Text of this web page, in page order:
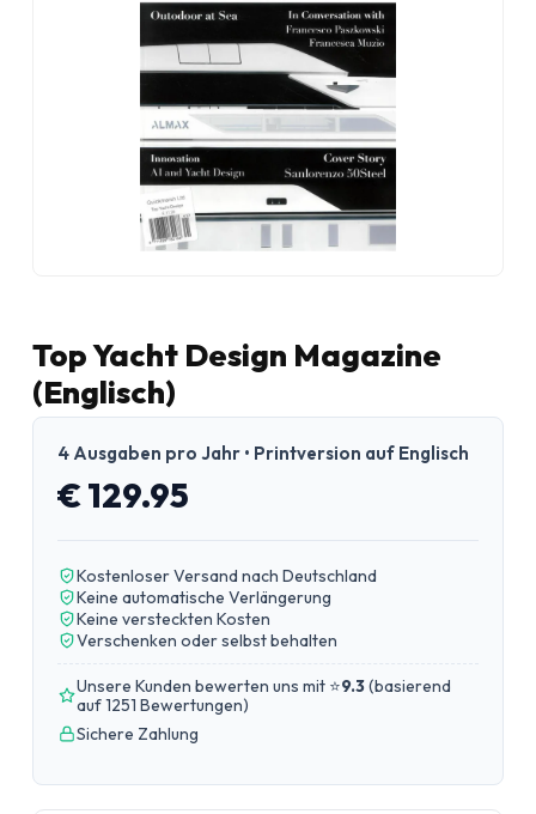
Top Yacht Design Magazine
(Englisch)
4 Ausgaben pro Jahr • Printversion auf Englisch
€ 129.95
Kostenloser Versand nach Deutschland
Keine automatische Verlängerung
Keine versteckten Kosten
Verschenken oder selbst behalten
Unsere Kunden bewerten uns mit ⭐9.3(basierend
auf 1251 Bewertungen)
Sichere Zahlung